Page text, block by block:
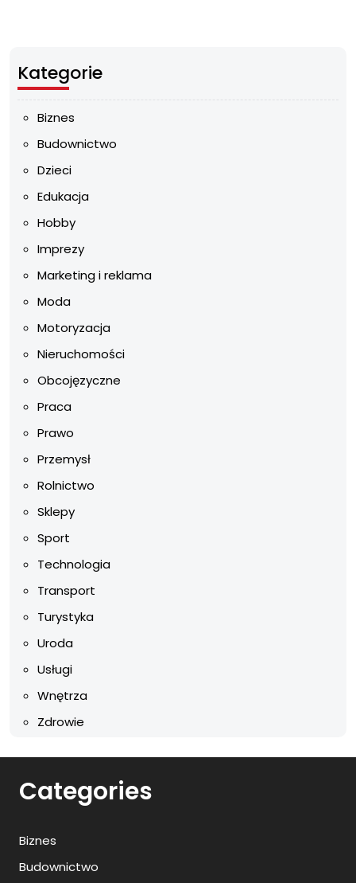
Kategorie
Biznes
Budownictwo
Dzieci
Edukacja
Hobby
Imprezy
Marketing i reklama
Moda
Motoryzacja
Nieruchomości
Obcojęzyczne
Praca
Prawo
Przemysł
Rolnictwo
Sklepy
Sport
Technologia
Transport
Turystyka
Uroda
Usługi
Wnętrza
Zdrowie
Categories
Biznes
Budownictwo